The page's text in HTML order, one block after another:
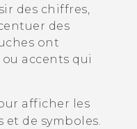
des chiffres,
des
ont
accents qui
afficher les
de symboles.